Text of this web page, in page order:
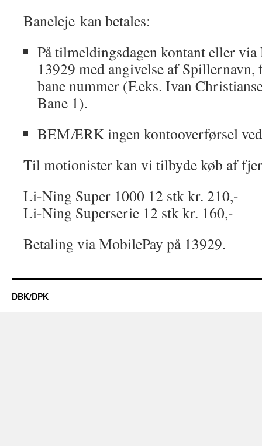
Baneleje kan betales:
På tilmeldingsdagen kontant eller
13929 med angivelse af Spillernavn,
bane nummer (F.eks. Ivan
Bane 1).
BEMÆRK ingen kontooverførsel
Til motionister kan vi tilbyde køb af
Li-Ning Super 1000 12 stk kr. 210,-
Li-Ning Superserie 12 stk kr. 160,-
Betaling via MobilePay på 13929.
DBK/DPK